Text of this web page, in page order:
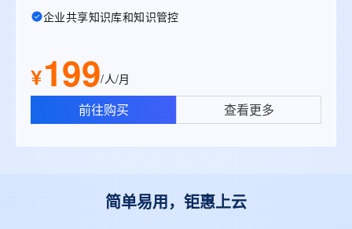
企业共享知识库和知识管控
¥199/人/月
前往购买 查看更多
简单易用，钜惠上云